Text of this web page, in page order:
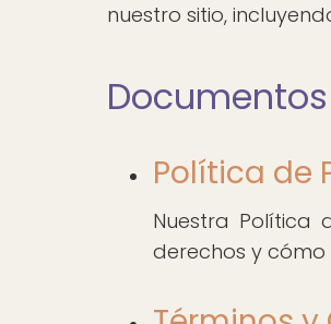
nuestro sitio,
Política de
Nuestra Política
derechos y cómo